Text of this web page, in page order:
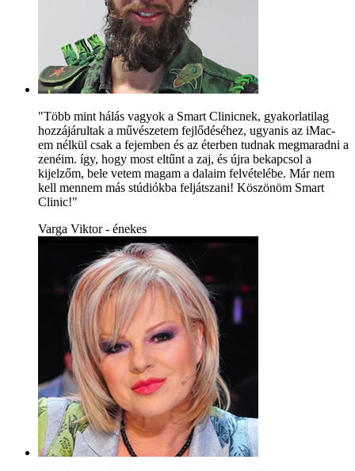
"Több mint hálás vagyok a Smart Clinicnek, gyakorlatilag
hozzájárultak a művészetem fejlődéséhez, ugyanis az iMac-
em nélkül csak a fejemben és az éterben tudnak megmaradni a
zenéim. így, hogy most eltűnt a zaj, és újra bekapcsol a
kijelzőm, bele vetem magam a dalaim felvételébe. Már nem
kell mennem más stúdiókba feljátszani! Köszönöm Smart
Clinic!"
Varga Viktor - énekes